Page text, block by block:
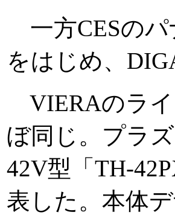
一方CESのパ
をはじめ、
VIERAのライ
ぼ同じ。プラ
42V型「TH-
表した。本体